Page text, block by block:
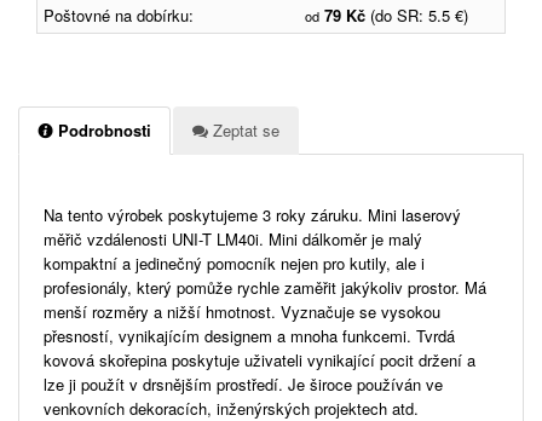
Poštovné na dobírku:
od 79 Kč (do SR: 5.5 €)
Podrobnosti Zeptat se
Na tento výrobek poskytujeme 3 roky záruku. Mini laserový
měřič vzdálenosti UNI-T LM40i. Mini dálkoměr je malý
kompaktní a jedinečný pomocník nejen pro kutily, ale i
profesionály, který pomůže rychle zaměřit jakýkoliv prostor. Má
menší rozměry a nižší hmotnost. Vyznačuje se vysokou
přesností, vynikajícím designem a mnoha funkcemi. Tvrdá
kovová skořepina poskytuje uživateli vynikající pocit držení a
lze ji použít v drsnějším prostředí. Je široce používán ve
venkovních dekoracích, inženýrských projektech atd.